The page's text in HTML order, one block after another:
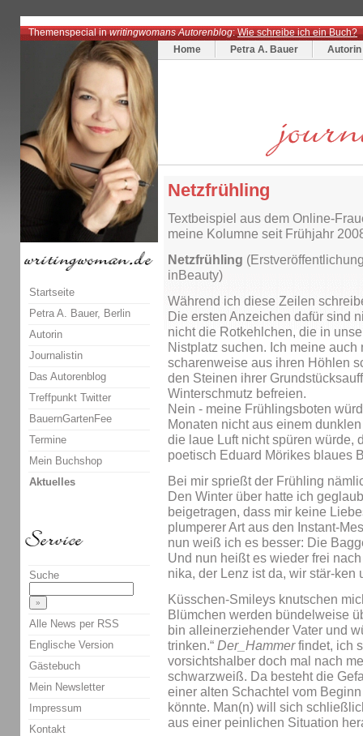
Themenspecial inwritingwomans Autorenblog:Wie schreibe ich ein Buch?
Home
Petra A. Bauer Autorin
Netzfrühling
Textbeispiel aus dem Online-
meine Kolumne seit Frühjahr
Netzfrühling
inBeauty)
Während ich diese Zeilen
Die ersten Anzeichen dafür sind
nicht die Rotkehlchen, die in
Nistplatz suchen. Ich meine
scharenweise aus ihren Höhlen
den Steinen ihrer
Winterschmutz befreien.
Nein - meine Frühlingsboten
Monaten nicht aus einem
die laue Luft nicht spüren würde,
poetisch Eduard Mörikes blaues
Bei mir sprießt der Frühling
Den Winter über hatte ich
beigetragen, dass mir keine
plumperer Art aus den Instant-
nun weiß ich es besser: Die
Und nun heißt es wieder frei
nika, der Lenz ist da, wir stär-ken
Küsschen-Smileys knutschen
Blümchen werden bündelweise
bin alleinerziehender Vater und
trinken.“ Der_Hammerfindet, ich
vorsichtshalber doch mal nach
schwarzweiß. Da besteht die
einer alten Schachtel vom
könnte. Man(n) will sich
aus einer peinlichen Situation
Startseite
Petra A. Bauer, Berlin
Autorin
Journalistin
Das Autorenblog
Treffpunkt Twitter
BauernGartenFee
Termine
Mein Buchshop
Aktuelles
Suche
Alle News per RSS
Englische Version
Gästebuch
Mein Newsletter
Impressum
Kontakt